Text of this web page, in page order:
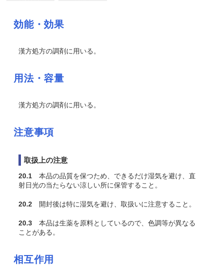
効能・効果
漢方処方の調剤に用いる。
用法・容量
漢方処方の調剤に用いる。
注意事項
取扱上の注意
20.1 本品の品質を保つため、できるだけ湿気を避け、直
射日光の当たらない涼しい所に保管すること。
20.2 開封後は特に湿気を避け、取扱いに注意すること。
20.3 本品は生薬を原料としているので、色調等が異なる
ことがある。
相互作用